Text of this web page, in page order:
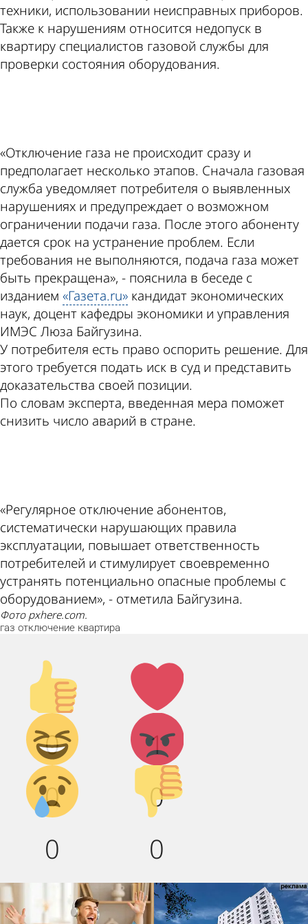
техники, использовании неисправных приборов.
Также к нарушениям относится недопуск в
квартиру специалистов газовой службы для
проверки состояния оборудования.
«Отключение газа не происходит сразу и
предполагает несколько этапов. Сначала газовая
служба уведомляет потребителя о выявленных
нарушениях и предупреждает о возможном
ограничении подачи газа. После этого абоненту
дается срок на устранение проблем. Если
требования не выполняются, подача газа может
быть прекращена», - пояснила в беседе с
изданием «Газета.ru» кандидат экономических
наук, доцент кафедры экономики и управления
ИМЭС Люза Байгузина.
У потребителя есть право оспорить решение. Для
этого требуется подать иск в суд и представить
доказательства своей позиции.
По словам эксперта, введенная мера поможет
снизить число аварий в стране.
«Регулярное отключение абонентов,
систематически нарушающих правила
эксплуатации, повышает ответственность
потребителей и стимулирует своевременно
устранять потенциально опасные проблемы с
оборудованием», - отметила Байгузина.
Фото pxhere.com.
газ отключение квартира
Палец
вверх!
0
Лайк!
1
Дикий
смех!
0
Агрессия!
0
Грусть :(
0
Палец
вниз!
0